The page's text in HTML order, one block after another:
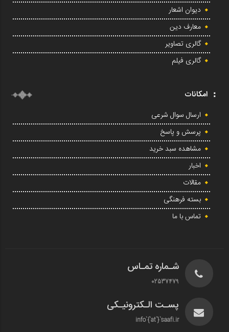
دیوان اشعار
معارف دین
گالری تصاویر
گالری فیلم
امکانات
ارسال سوال شرعی
پرسش و پاسخ
مشاهده سبد خرید
اخبار
مقالات
بسته فرهنگی
تماس با ما
شـماره تمـاس
02537479
پسـت الـکترونیـکی
info`{`at`}`saafi.ir